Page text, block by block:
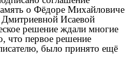
о Фёдоре Михайловиче
Исаевой
решение ждали многие
что первое решение
было принято ещё